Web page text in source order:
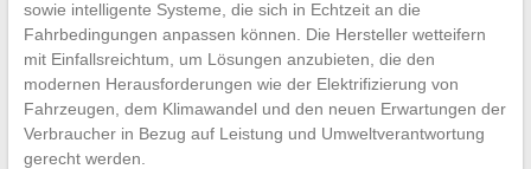
sowie intelligente Systeme, die sich in Echtzeit an die
Fahrbedingungen anpassen können. Die Hersteller wetteifern
mit Einfallsreichtum, um Lösungen anzubieten, die den
modernen Herausforderungen wie der Elektrifizierung von
Fahrzeugen, dem Klimawandel und den neuen Erwartungen der
Verbraucher in Bezug auf Leistung und Umweltverantwortung
gerecht werden.